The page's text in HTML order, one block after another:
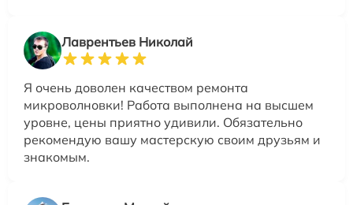
Лаврентьев Николай
Я очень доволен качеством ремонта
микроволновки! Работа выполнена на высшем
уровне, цены приятно удивили. Обязательно
рекомендую вашу мастерскую своим друзьям и
знакомым.